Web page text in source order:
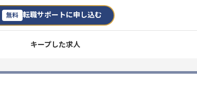
無料 転職サポートに申し込む
キープした求人